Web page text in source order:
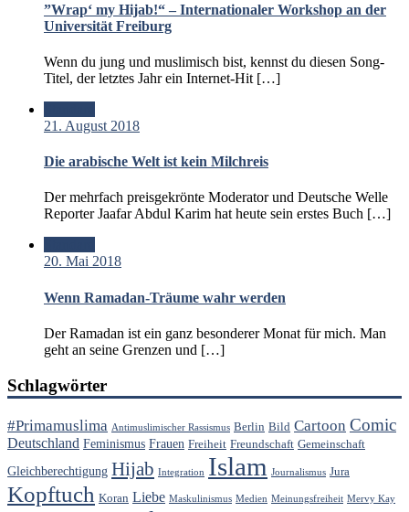
”Wrap‘ my Hijab!“ – Internationaler Workshop an der
Universität Freiburg
Wenn du jung und muslimisch bist, kennst du diesen Song-
Titel, der letztes Jahr ein Internet-Hit […]
21. August 2018
Die arabische Welt ist kein Milchreis
Der mehrfach preisgekrönte Moderator und Deutsche Welle
Reporter Jaafar Abdul Karim hat heute sein erstes Buch […]
20. Mai 2018
Wenn Ramadan-Träume wahr werden
Der Ramadan ist ein ganz besonderer Monat für mich. Man
geht an seine Grenzen und […]
Schlagwörter
#Primamuslima Antimuslimischer Rassismus Berlin Bild Cartoon Comic
Deutschland Feminismus Frauen Freiheit Freundschaft Gemeinschaft
Gleichberechtigung Hijab Integration Islam Journalismus Jura
Kopftuch Koran Liebe Maskulinismus Medien Meinungsfreiheit Mervy Kay